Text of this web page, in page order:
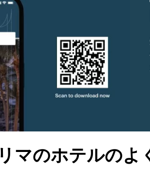
リマのホテルのよ